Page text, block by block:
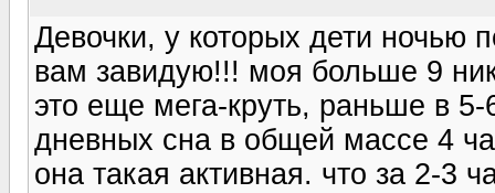
Девочки, у которых дети ночью
вам завидую!!! моя больше 9
это еще мега-круть, раньше в
дневных сна в общей массе 4
она такая активная. что за 2-3